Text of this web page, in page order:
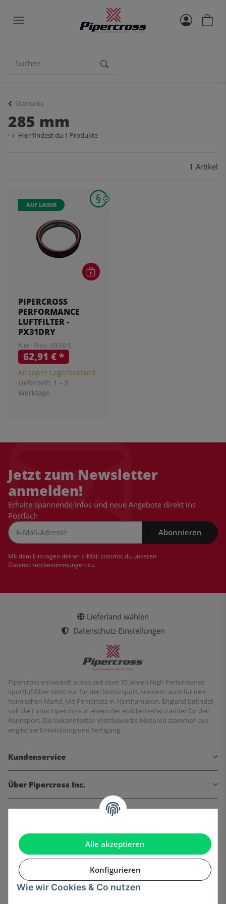
Alle akzeptieren
Konfigurieren
Wie wir Cookies & Co nutzen
Startseite
285 mm
Hier findest du 1 Produkte
1 Artikel
AUF LAGER
PIPERCROSS
PERFORMANCE
LUFTFILTER -
PX31DRY
Alter Preis: 69,90 €
62,91 €*
Knapper Lagerbestand
Lieferzeit: 1 - 3
Werktage
Jetzt zum Newsletter
anmelden!
Erhalte spannende Infos und neue Angebote direkt ins
Postfach
Abonnieren
Mit dem Eintragen deiner E-Mail stimmst du unseren
Datenschutzbestimmungenzu.
Lieferland wählen
Datenschutz-Einstellungen
Pipercross entwickelt schon seit über 35 Jahren High Performance
Sportluftfilter nicht nur für den Motorsport, sondern auch für den
heimischen Markt. Mit Firmensitz in Northampton, England befindet
sich die Firma Pipercross in einem der etabliertesten Länder für den
Rennsport. Die bekanntesten Wettbewerbs-Motoren stammen aus
englischer Entwicklung und Fertigung.
Kundenservice
Über Pipercross Inc.
Informationen
Gesetzliche Informationen